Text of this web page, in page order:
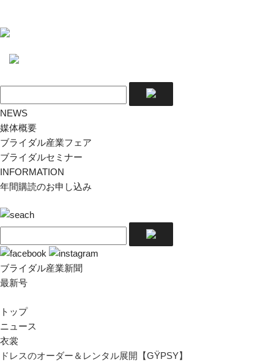
NEWS
媒体概要
ブライダル産業フェア
ブライダルセミナー
INFORMATION
年間購読のお申し込み
ブライダル産業新聞
最新号
トップ
ニュース
衣裳
ドレスのオーダー＆レンタル展開【GŸPSY】